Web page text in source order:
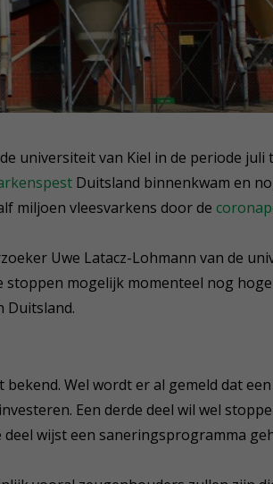
universiteit van Kiel in de periode juli
Duitsland binnenkwam en
miljoen vleesvarkens door de
Uwe Latacz-Lohmann van de
mogelijk momenteel nog
Duitsland.
Wel wordt er al gemeld dat
Een derde deel wil wel
wijst een saneringsprogramma